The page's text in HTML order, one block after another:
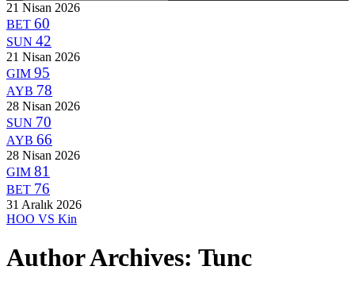
21 Nisan 2026
BET 60
SUN 42
21 Nisan 2026
GIM 95
AYB 78
28 Nisan 2026
SUN 70
AYB 66
28 Nisan 2026
GIM 81
BET 76
31 Aralık 2026
HOO VS Kin
Author Archives: Tunc